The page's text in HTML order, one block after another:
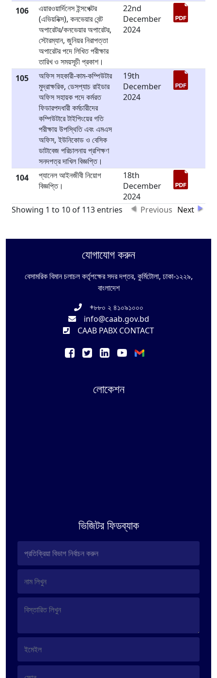
106
এয়ারওয়ার্দিনেস ইন্সপেক্টর
(এভিয়নিক্স), কনভেয়ার বেন্ট
অপারেটর/কনভেয়ার অপারেটর,
স্টোরম্যান, জুনিয়র নিরাপত্তা
অপারেটর পদে লিখিত পরীক্ষার
তারিখ ও সময়সূচী প্রকাশ।
22nd
December
2024
105
অফিস সহকারী-কাম-কম্পিউটার
মুদ্রাক্ষরিক, ডেসপ্যাচ রাইডার
অফিস সহায়ক পদে কর্মরত
ফিডারপদধারী কর্মচারীদের
কম্পিউটারে টাইপিংয়ের গতি
পরীক্ষায় উপস্থিতি এবং এমএস
অফিস, ইউনিকোড ও বেসিক
ডাটাবেজ পরিচালনায় প্রশিক্ষণ
সনদপত্র দাখিল বিজ্ঞপ্তি।
19th
December
2024
104
প্যানেল আইনজীবী নিয়োগ
বিজ্ঞপ্তি।
18th
December
2024
Showing 1 to 10 of 113 entries
Previous Next
যোগাযোগ করুন
বেসামরিক বিমান চলাচল কর্তৃপক্ষের সদর দপ্তর, কুর্মিটোলা, ঢাকা-১২২৯,
বাংলাদেশ
+৮৮০ ২ ৪১০৯১০০০
info@caab.gov.bd
CAAB PABX CONTACT
লোকেশন
ভিজিটর ফিডব্যাক